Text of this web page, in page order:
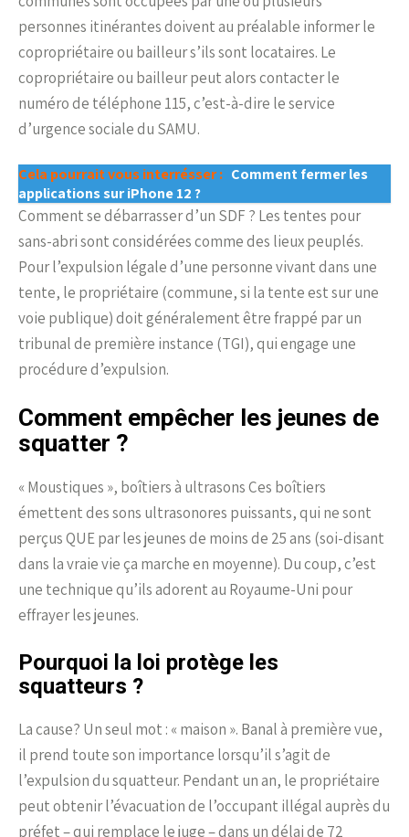
personnes itinérantes doivent au préalable informer le
copropriétaire ou bailleur s’ils sont locataires. Le
copropriétaire ou bailleur peut alors contacter le
numéro de téléphone 115, c’est-à-dire le service
d’urgence sociale du SAMU.
Cela pourrait vous interrésser : Comment fermer les
applications sur iPhone 12 ?
Comment se débarrasser d’un SDF ? Les tentes pour
sans-abri sont considérées comme des lieux peuplés.
Pour l’expulsion légale d’une personne vivant dans une
tente, le propriétaire (commune, si la tente est sur une
voie publique) doit généralement être frappé par un
tribunal de première instance (TGI), qui engage une
procédure d’expulsion.
Comment empêcher les jeunes de
squatter ?
« Moustiques », boîtiers à ultrasons Ces boîtiers
émettent des sons ultrasonores puissants, qui ne sont
perçus QUE par les jeunes de moins de 25 ans (soi-disant
dans la vraie vie ça marche en moyenne). Du coup, c’est
une technique qu’ils adorent au Royaume-Uni pour
effrayer les jeunes.
Pourquoi la loi protège les
squatteurs ?
La cause? Un seul mot : « maison ». Banal à première vue,
il prend toute son importance lorsqu’il s’agit de
l’expulsion du squatteur. Pendant un an, le propriétaire
peut obtenir l’évacuation de l’occupant illégal auprès du
préfet – qui remplace le juge – dans un délai de 72